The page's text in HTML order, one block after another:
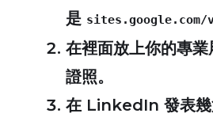
是 sites.google.com/
在裡面放上你的專業
證照。
在 LinkedIn 發表幾